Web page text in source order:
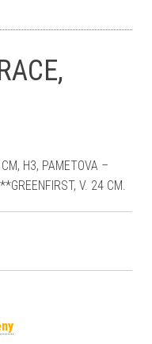
13 985 Kč.
H3, PAMETOVA –
V. 24 CM.